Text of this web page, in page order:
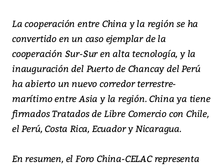
La cooperación entre China y la región se ha
convertido en un caso ejemplar de la
cooperación Sur-Sur en alta tecnología, y la
inauguración del Puerto de Chancay del Perú
ha abierto un nuevo corredor terrestre-
marítimo entre Asia y la región. China ya tiene
firmados Tratados de Libre Comercio con Chile,
el Perú, Costa Rica, Ecuador y Nicaragua.
En resumen, el Foro China-CELAC representa